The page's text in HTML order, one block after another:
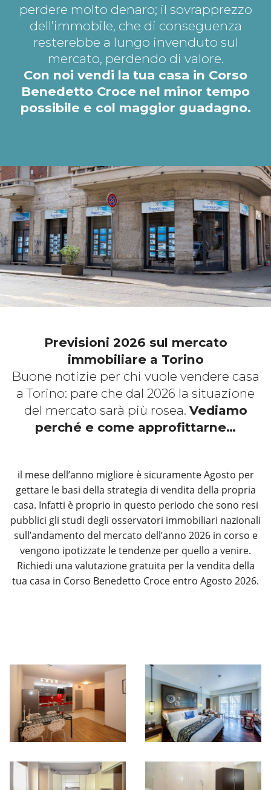
perdere molto denaro; il sovrapprezzo
dell’immobile, che di conseguenza
resterebbe a lungo invenduto sul
mercato, perdendo di valore.
Con noi vendi la tua casa in Corso
Benedetto Croce nel minor tempo
possibile e col maggior guadagno.
Previsioni 2026 sul mercato
immobiliare a Torino
Buone notizie per chi vuole vendere casa
a Torino: pare che dal 2026 la situazione
del mercato sarà più rosea. Vediamo
perché e come approfittarne…
il mese dell’anno migliore è sicuramente Agosto per
gettare le basi della strategia di vendita della propria
casa. Infatti è proprio in questo periodo che sono resi
pubblici gli studi degli osservatori immobiliari nazionali
sull’andamento del mercato dell’anno 2026 in corso e
vengono ipotizzate le tendenze per quello a venire.
Richiedi una valutazione gratuita per la vendita della
tua casa in Corso Benedetto Croce entro Agosto 2026.